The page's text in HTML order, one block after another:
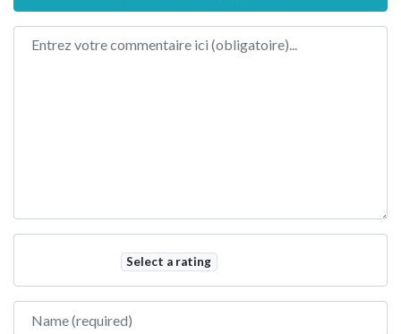
Review text
Select a rating
Name